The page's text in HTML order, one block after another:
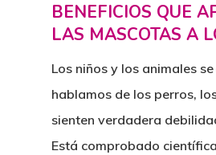
BENEFICIOS QUE
LAS MASCOTAS A
Los niños y los animales
hablamos de los perros,
sienten verdadera
Está comprobado